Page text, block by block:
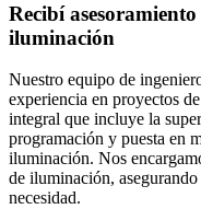
Recibí
iluminación
Nuestro equipo de
experiencia en proyectos
integral que incluye la
programación y puesta en
iluminación. Nos
de iluminación,
necesidad.